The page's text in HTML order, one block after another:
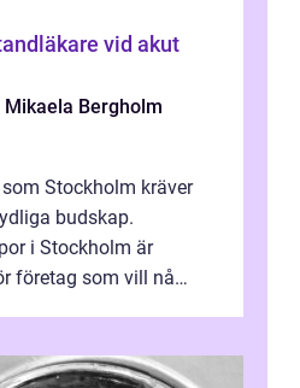
vid akut
Mikaela Bergholm
Stockholm kräver
budskap.
i Stockholm är
företag som vill nå